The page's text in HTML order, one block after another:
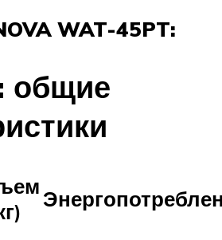
WAT-45PT:
общие